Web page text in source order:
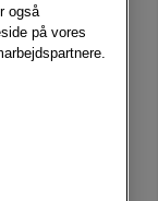
også
på vores